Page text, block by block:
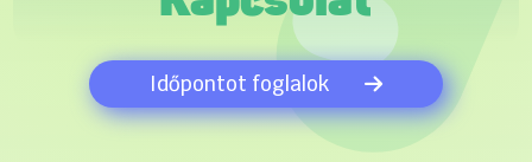
Időpontot foglalok